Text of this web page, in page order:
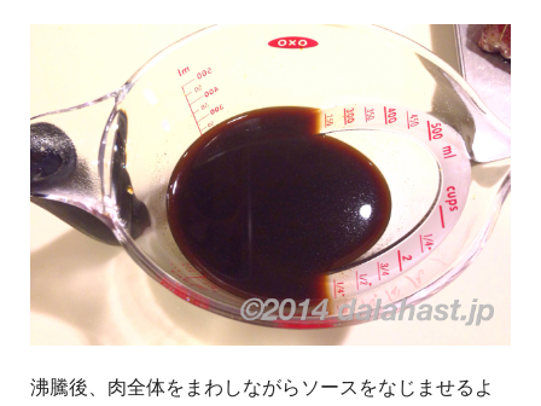
沸騰後、肉全体をまわしながらソースをなじませるよ